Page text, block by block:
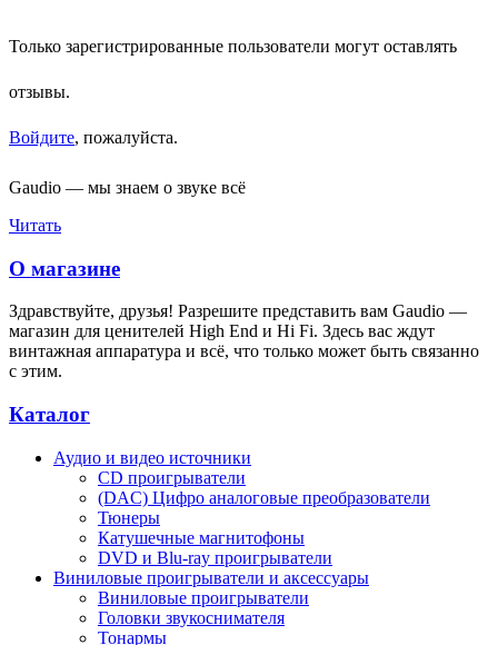
Только зарегистрированные пользователи могут оставлять
отзывы.
Войдите, пожалуйста.
Gaudio — мы знаем о звуке всё
Читать
О магазине
Здравствуйте, друзья! Разрешите представить вам Gaudio —
магазин для ценителей High End и Hi Fi. Здесь вас ждут
винтажная аппаратура и всё, что только может быть связанно
с этим.
Каталог
Аудио и видео источники
CD проигрыватели
(DAC) Цифро аналоговые преобразователи
Тюнеры
Катушечные магнитофоны
DVD и Blu-ray проигрыватели
Виниловые проигрыватели и аксессуары
Виниловые проигрыватели
Головки звукоснимателя
Тонармы